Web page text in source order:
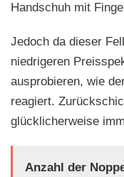
Handschuh mit
Jedoch da dieser
niedrigeren
ausprobieren, wie
reagiert.
glücklicherweise
Anzahl der